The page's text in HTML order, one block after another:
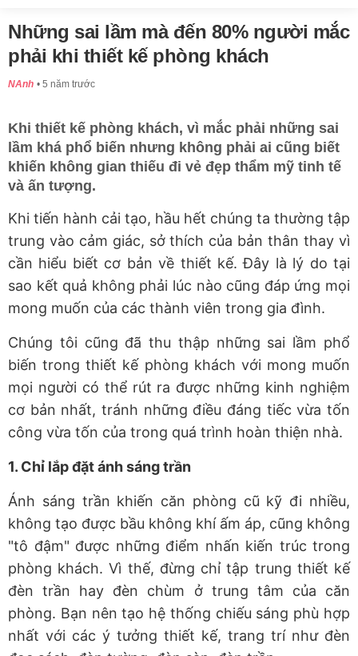
Những sai lầm mà đến 80% người mắc
phải khi thiết kế phòng khách
NAnh 5 năm trước
Khi thiết kế phòng khách, vì mắc phải những sai
lầm khá phổ biến nhưng không phải ai cũng biết
khiến không gian thiếu đi vẻ đẹp thẩm mỹ tinh tế
và ấn tượng.
Khi tiến hành cải tạo, hầu hết chúng ta thường tập
trung vào cảm giác, sở thích của bản thân thay vì
cần hiểu biết cơ bản về thiết kế. Đây là lý do tại
sao kết quả không phải lúc nào cũng đáp ứng mọi
mong muốn của các thành viên trong gia đình.
Chúng tôi cũng đã thu thập những sai lầm phổ
biến trong thiết kế phòng khách với mong muốn
mọi người có thể rút ra được những kinh nghiệm
cơ bản nhất, tránh những điều đáng tiếc vừa tốn
công vừa tốn của trong quá trình hoàn thiện nhà.
1. Chỉ lắp đặt ánh sáng trần
Ánh sáng trần khiến căn phòng cũ kỹ đi nhiều,
không tạo được bầu không khí ấm áp, cũng không
"tô đậm" được những điểm nhấn kiến trúc trong
phòng khách. Vì thế, đừng chỉ tập trung thiết kế
đèn trần hay đèn chùm ở trung tâm của căn
phòng. Bạn nên tạo hệ thống chiếu sáng phù hợp
nhất với các ý tưởng thiết kế, trang trí như đèn